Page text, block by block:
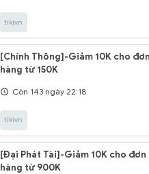
tikivn
[Chính Thông]-Giảm 10K cho đơn
hàng từ 150K
Còn 143 ngày 22:18
tikivn
[Đại Phát Tài]-Giảm 10K cho đơn
hàng từ 900K